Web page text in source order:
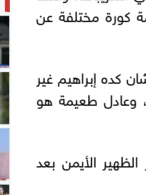
كورة مختلفة عن
كده إبراهيم غير
وعادل طعيمة هو
الأيمن بعد